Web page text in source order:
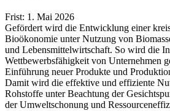
Frist: 1. Mai 2026
Gefördert wird die Entwicklung einer
Bioökonomie unter Nutzung von
und Lebensmittelwirtschaft. So wird die
Wettbewerbsfähigkeit von Unternehmen
Einführung neuer Produkte und
Damit wird die effektive und effiziente
Rohstoffe unter Beachtung der
der Umweltschonung und